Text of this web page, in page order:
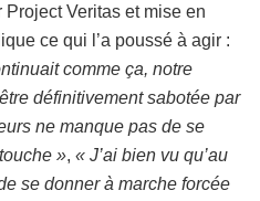
Veritas et mise en
ce qui l’a poussé à agir :
comme ça, notre
définitivement sabotée par
ne manque pas de se
», « J’ai bien vu qu’au
se donner à marche forcée